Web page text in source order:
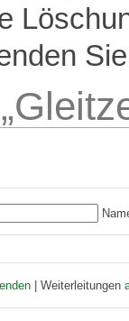
| Weiterleitungen